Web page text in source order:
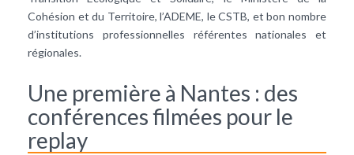
Cohésion et du Territoire, l’ADEME, le CSTB, et bon nombre
d’institutions professionnelles référentes nationales et
régionales.
Une première à Nantes : des
conférences filmées pour le
replay